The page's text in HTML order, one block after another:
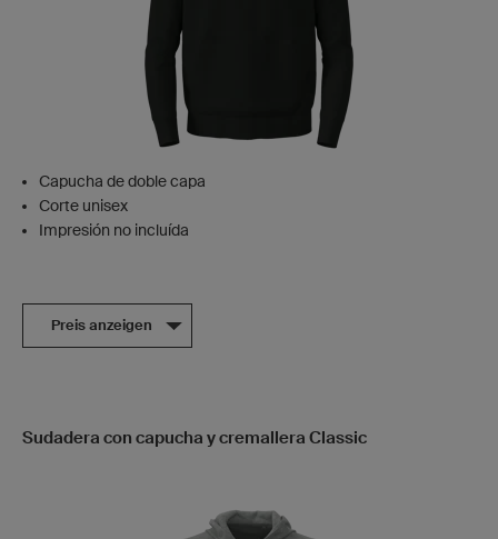
Capucha de doble capa
Corte unisex
Impresión no incluída
Preis anzeigen
Sudadera con capucha y cremallera Classic